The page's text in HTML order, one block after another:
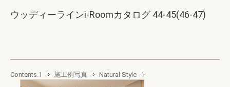
ウッディーラインi-Roomカタログ 44-45(46-47)
Contents.1 施工例写真 Natural Style